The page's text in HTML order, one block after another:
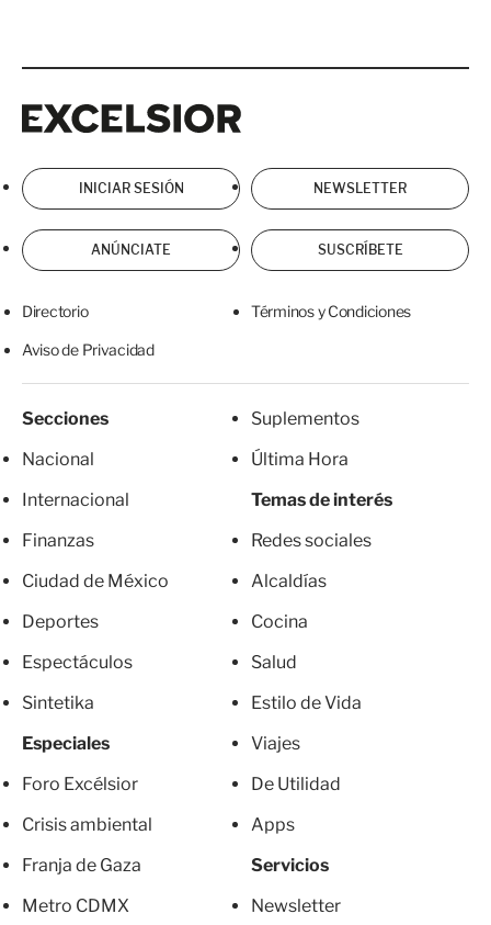
INICIAR SESIÓN NEWSLETTER
ANÚNCIATE SUSCRÍBETE
Directorio Términos y Condiciones
Aviso de Privacidad
Secciones
Nacional
Internacional
Finanzas
Ciudad de México
Deportes
Espectáculos
Sintetika
Especiales
Foro Excélsior
Crisis ambiental
Franja de Gaza
Metro CDMX
Suplementos
Última Hora
Temas de interés
Redes sociales
Alcaldías
Cocina
Salud
Estilo de Vida
Viajes
De Utilidad
Apps
Servicios
Newsletter